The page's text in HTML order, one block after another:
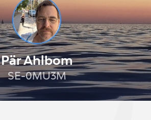
Pär Ahlbom
SE-0MU3M